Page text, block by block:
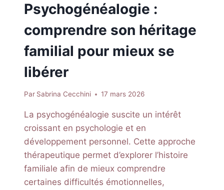
Psychogénéalogie :
comprendre son héritage
familial pour mieux se
libérer
Par Sabrina Cecchini 17 mars 2026
La psychogénéalogie suscite un intérêt
croissant en psychologie et en
développement personnel. Cette approche
thérapeutique permet d’explorer l’histoire
familiale afin de mieux comprendre
certaines difficultés émotionnelles,